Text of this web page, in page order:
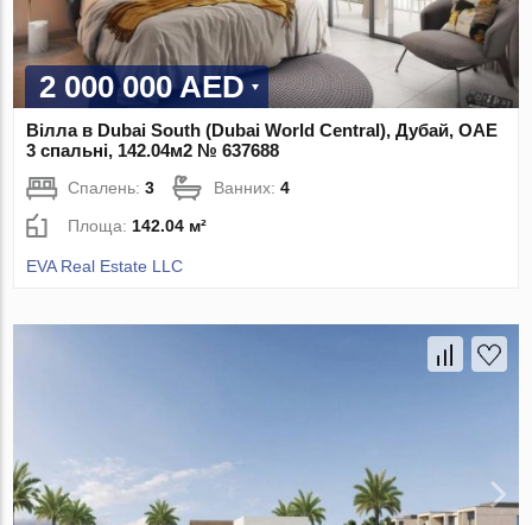
2 000 000 AED
Вілла в Dubai South (Dubai World Central), Дубай, ОАЕ
3 спальні, 142.04м2 № 637688
Спалень:3 Ванних:4
Площа: 142.04 м²
EVA Real Estate LLC